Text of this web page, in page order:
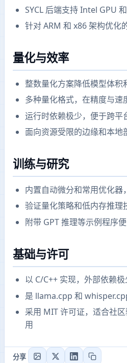
SYCL 后端支持 Intel GPU
针对 ARM 和 x86 架构优化
量化与效率
整数量化方案降低模型体积
多种量化格式，在精度与速
运行时依赖极少，便于跨平
面向资源受限的边缘和本地
训练与研究
内置自动微分和常用优化器
验证量化策略和低内存推理
附带 GPT 推理等示例程序
基础与许可
以 C/C++ 实现，外部依赖极
是 llama.cpp 和
采用 MIT 许可证，适合社
用
分享